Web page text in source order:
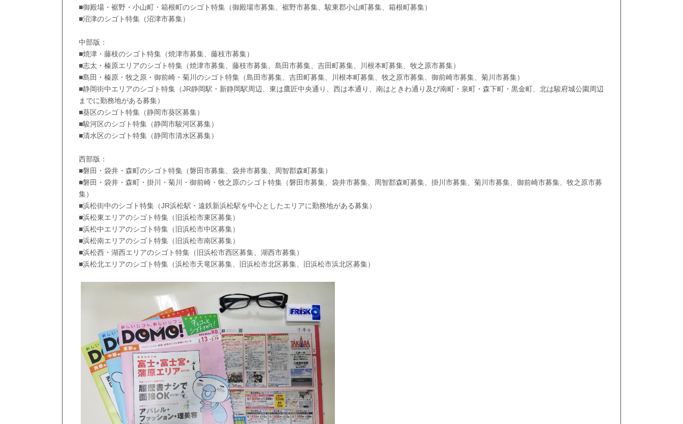
■御殿場・裾野・小山町・箱根町のシゴト特集（御殿場市募集、裾野市募集、駿東郡小山町募集、箱根町募集）
■沼津のシゴト特集（沼津市募集）
中部版：
■焼津・藤枝のシゴト特集（焼津市募集、藤枝市募集）
■志太・榛原エリアのシゴト特集（焼津市募集、藤枝市募集、島田市募集、吉田町募集、川根本町募集、牧之原市募集）
■島田・榛原・牧之原・御前崎・菊川のシゴト特集（島田市募集、吉田町募集、川根本町募集、牧之原市募集、御前崎市募集、菊川市募集）
■静岡街中エリアのシゴト特集（JR静岡駅・新静岡駅周辺、東は鷹匠中央通り、西は本通り、南はときわ通り及び南町・泉町・森下町・黒金町、北は駿府城公園周辺
までに勤務地がある募集）
■葵区のシゴト特集（静岡市葵区募集）
■駿河区のシゴト特集（静岡市駿河区募集）
■清水区のシゴト特集（静岡市清水区募集）
西部版：
■磐田・袋井・森町のシゴト特集（磐田市募集、袋井市募集、周智郡森町募集）
■磐田・袋井・森町・掛川・菊川・御前崎・牧之原のシゴト特集（磐田市募集、袋井市募集、周智郡森町募集、掛川市募集、菊川市募集、御前崎市募集、牧之原市募
集）
■浜松街中のシゴト特集（JR浜松駅・遠鉄新浜松駅を中心としたエリアに勤務地がある募集）
■浜松東エリアのシゴト特集（旧浜松市東区募集）
■浜松中エリアのシゴト特集（旧浜松市中区募集）
■浜松南エリアのシゴト特集（旧浜松市南区募集）
■浜松西・湖西エリアのシゴト特集（旧浜松市西区募集、湖西市募集）
■浜松北エリアのシゴト特集（浜松市天竜区募集、旧浜松市北区募集、旧浜松市浜北区募集）